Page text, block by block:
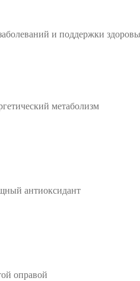
и поддержки
метаболизм
антиоксидант
оправой